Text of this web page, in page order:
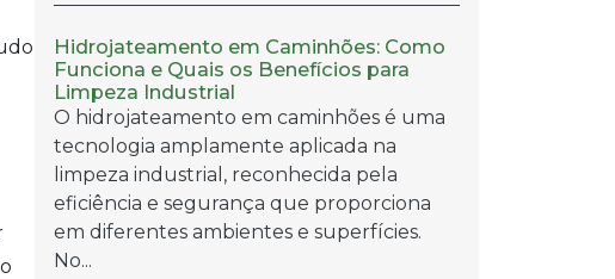
Hidrojateamento em Caminhões: Como
Funciona e Quais os Benefícios para
Limpeza Industrial
O hidrojateamento em caminhões é uma
tecnologia amplamente aplicada na
limpeza industrial, reconhecida pela
eficiência e segurança que proporciona
em diferentes ambientes e superfícies.
No...